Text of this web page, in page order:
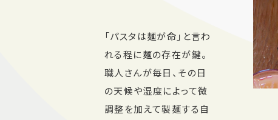
「パスタは麺が命」と言わ
れる程に麺の存在が鍵。
職人さんが毎日、その日
の天候や湿度によって微
調整を加えて製麺する自